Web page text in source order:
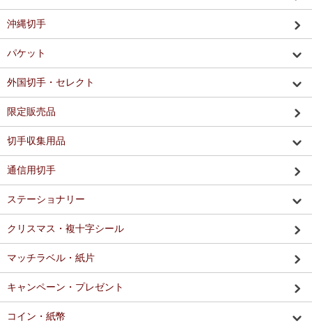
沖縄切手
パケット
外国切手・セレクト
限定販売品
切手収集用品
通信用切手
ステーショナリー
クリスマス・複十字シール
マッチラベル・紙片
キャンペーン・プレゼント
コイン・紙幣